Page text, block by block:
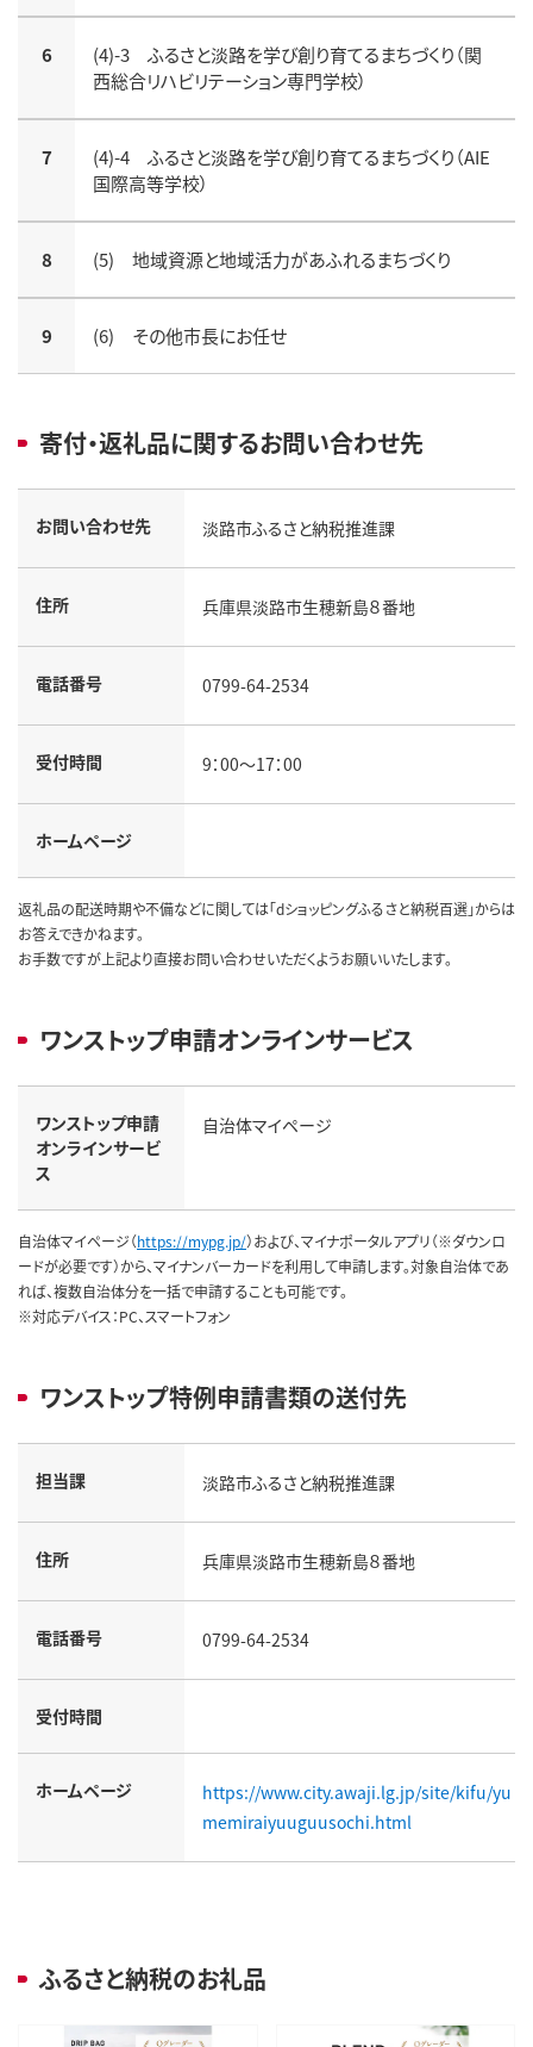
6
(4)-3 ふるさと淡路を学び創り育てるまちづくり（関
西総合リハビリテーション専門学校）
7
(4)-4 ふるさと淡路を学び創り育てるまちづくり（AIE
国際高等学校）
8 (5) 地域資源と地域活力があふれるまちづくり
9 (6) その他市長にお任せ
寄付・返礼品に関するお問い合わせ先
お問い合わせ先 淡路市ふるさと納税推進課
住所 兵庫県淡路市生穂新島８番地
電話番号 0799-64-2534
受付時間 9：00～17：00
ホームページ
返礼品の配送時期や不備などに関しては「dショッピングふるさと納税百選」からは
お答えできかねます。
お手数ですが上記より直接お問い合わせいただくようお願いいたします。
ワンストップ申請オンラインサービス
ワンストップ申請
オンラインサービ
ス
自治体マイページ
自治体マイページ（https://mypg.jp/）および、マイナポータルアプリ（※ダウンロ
ードが必要です）から、マイナンバーカードを利用して申請します。対象自治体であ
れば、複数自治体分を一括で申請することも可能です。
※対応デバイス：PC、スマートフォン
ワンストップ特例申請書類の送付先
担当課 淡路市ふるさと納税推進課
住所 兵庫県淡路市生穂新島８番地
電話番号 0799-64-2534
受付時間
ホームページ
https://www.city.awaji.lg.jp/site/kifu/yu
memiraiyuuguusochi.html
ふるさと納税のお礼品